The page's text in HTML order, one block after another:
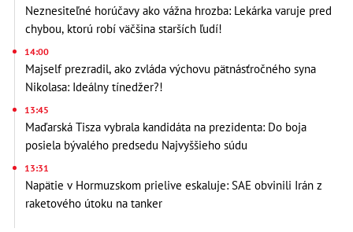
Neznesiteľné horúčavy ako vážna hrozba: Lekárka varuje pred
chybou, ktorú robí väčšina starších ľudí!
14:00
Majself prezradil, ako zvláda výchovu pätnásťročného syna
Nikolasa: Ideálny tínedžer?!
13:45
Maďarská Tisza vybrala kandidáta na prezidenta: Do boja
posiela bývalého predsedu Najvyššieho súdu
13:31
Napätie v Hormuzskom prielive eskaluje: SAE obvinili Irán z
raketového útoku na tanker